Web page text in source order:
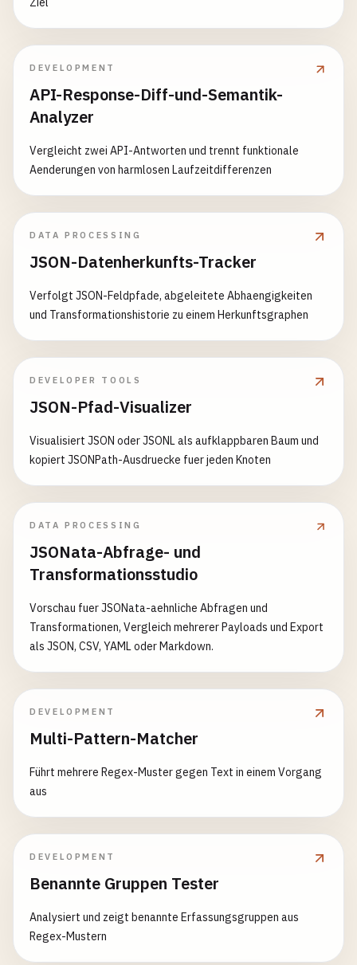
DEVELOPMENT
API-Response-Diff-und-Semantik-
Analyzer
Vergleicht zwei API-Antworten und trennt funktionale
Aenderungen von harmlosen Laufzeitdifferenzen
DATA PROCESSING
JSON-Datenherkunfts-Tracker
Verfolgt JSON-Feldpfade, abgeleitete Abhaengigkeiten
und Transformationshistorie zu einem Herkunftsgraphen
DEVELOPER TOOLS
JSON-Pfad-Visualizer
Visualisiert JSON oder JSONL als aufklappbaren Baum und
kopiert JSONPath-Ausdruecke fuer jeden Knoten
DATA PROCESSING
JSONata-Abfrage- und
Transformationsstudio
Vorschau fuer JSONata-aehnliche Abfragen und
Transformationen, Vergleich mehrerer Payloads und Export
als JSON, CSV, YAML oder Markdown.
DEVELOPMENT
Multi-Pattern-Matcher
Führt mehrere Regex-Muster gegen Text in einem Vorgang
aus
DEVELOPMENT
Benannte Gruppen Tester
Analysiert und zeigt benannte Erfassungsgruppen aus
Regex-Mustern